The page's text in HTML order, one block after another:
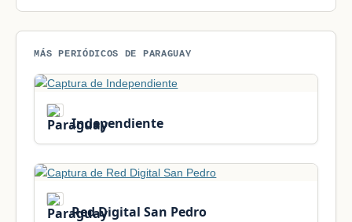
MÁS PERIÓDICOS DE PARAGUAY
Independiente
Red Digital San Pedro